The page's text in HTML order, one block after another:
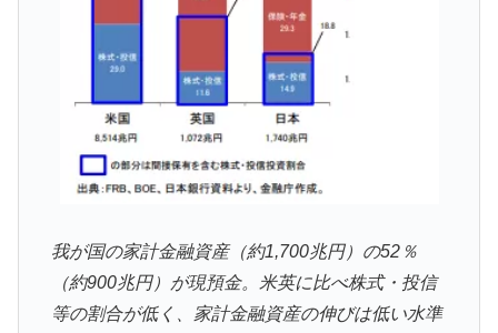
我が国の家計金融資産（約1,700兆円）の52％
（約900兆円）が現預金。米英に比べ株式・投信
等の割合が低く、家計金融資産の伸びは低い水準